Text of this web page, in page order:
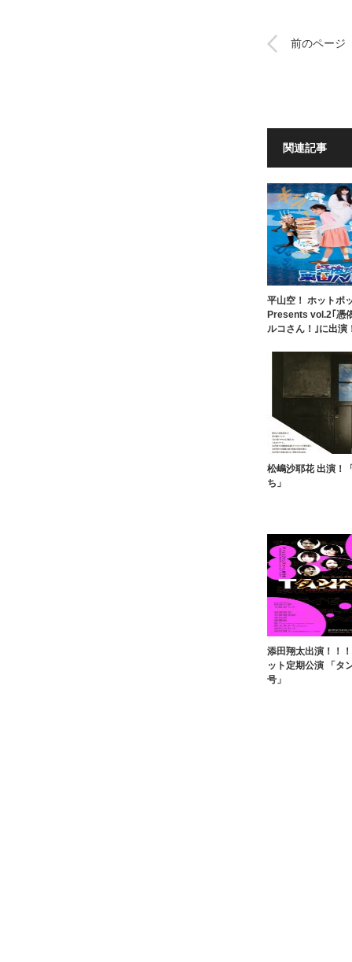
前のページ
関連記事
平山空！ ホットポ
Presents vol.2｢憑
ルコさん！｣に出
松嶋沙耶花 出演！
ち」
添田翔太出演！！
ット定期公演 「タ
号」